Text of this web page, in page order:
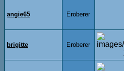
angie65 Eroberer
brigitte Eroberer